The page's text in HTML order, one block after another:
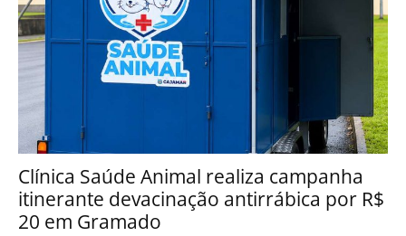
Clínica Saúde Animal realiza campanha
itinerante devacinação antirrábica por R$
20 em Gramado